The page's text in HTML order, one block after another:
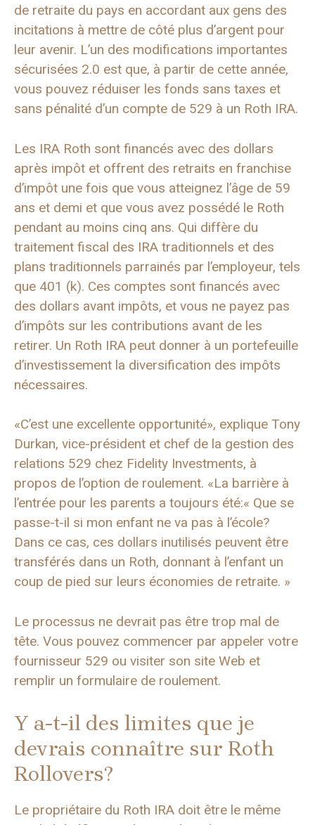
de retraite du pays en accordant aux gens des
incitations à mettre de côté plus d’argent pour
leur avenir. L’un des modifications importantes
sécurisées 2.0 est que, à partir de cette année,
vous pouvez réduiser les fonds sans taxes et
sans pénalité d’un compte de 529 à un Roth IRA.
Les IRA Roth sont financés avec des dollars
après impôt et offrent des retraits en franchise
d’impôt une fois que vous atteignez l’âge de 59
ans et demi et que vous avez possédé le Roth
pendant au moins cinq ans. Qui diffère du
traitement fiscal des IRA traditionnels et des
plans traditionnels parrainés par l’employeur, tels
que 401 (k). Ces comptes sont financés avec
des dollars avant impôts, et vous ne payez pas
d’impôts sur les contributions avant de les
retirer. Un Roth IRA peut donner à un portefeuille
d’investissement la diversification des impôts
nécessaires.
«C’est une excellente opportunité», explique Tony
Durkan, vice-président et chef de la gestion des
relations 529 chez Fidelity Investments, à
propos de l’option de roulement. «La barrière à
l’entrée pour les parents a toujours été:« Que se
passe-t-il si mon enfant ne va pas à l’école?
Dans ce cas, ces dollars inutilisés peuvent être
transférés dans un Roth, donnant à l’enfant un
coup de pied sur leurs économies de retraite. »
Le processus ne devrait pas être trop mal de
tête. Vous pouvez commencer par appeler votre
fournisseur 529 ou visiter son site Web et
remplir un formulaire de roulement.
Y a-t-il des limites que je
devrais connaître sur Roth
Rollovers?
Le propriétaire du Roth IRA doit être le même